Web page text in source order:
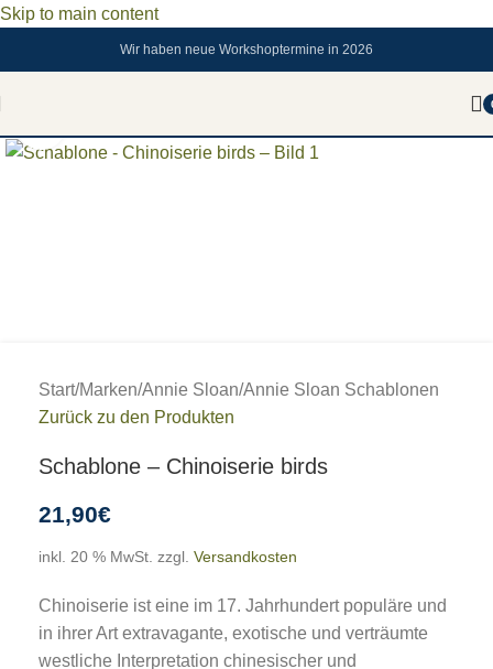
Skip to main content
Wir haben neue Workshoptermine in 2026
Start/Marken/Annie Sloan/Annie Sloan Schablonen
Zurück zu den Produkten
Schablone – Chinoiserie birds
21,90€
inkl. 20 % MwSt. zzgl. Versandkosten
Chinoiserie ist eine im 17. Jahrhundert populäre und
in ihrer Art extravagante, exotische und verträumte
westliche Interpretation chinesischer und